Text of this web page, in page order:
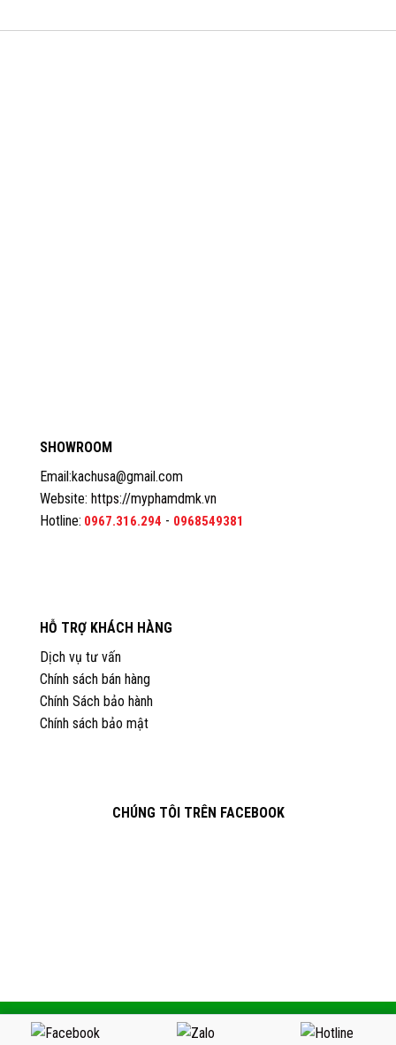
SHOWROOM
Email:kachusa@gmail.com
Website: https://myphamdmk.vn
Hotline: 0967.316.294 - 0968549381
HỖ TRỢ KHÁCH HÀNG
Dịch vụ tư vấn
Chính sách bán hàng
Chính Sách bảo hành
Chính sách bảo mật
CHÚNG TÔI TRÊN FACEBOOK